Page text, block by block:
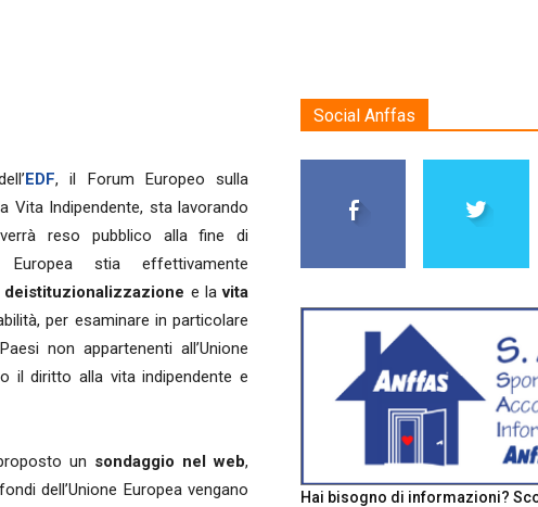
EDF, il Forum Europeo sulla
Vita Indipendente, sta lavorando
reso pubblico alla fine di
stia effettivamente
deistituzionalizzazione e lavita
per esaminare in particolare
non appartenenti all’Unione
il diritto alla vita indipendente e
un sondaggio nel web,
dell’Unione Europea vengano
Social Anffas
Hai bisogno di informazioni?